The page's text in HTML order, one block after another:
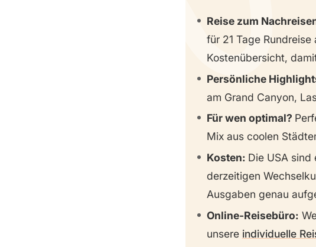
Reise zum
für 21 Tage
Kostenübersicht,
Persönliche
am Grand Canyon,
Für wen optimal?
Mix aus coolen
Kosten: Die USA sind
derzeitigen
Ausgaben genau
Online-Reisebüro:
unsere individuelle